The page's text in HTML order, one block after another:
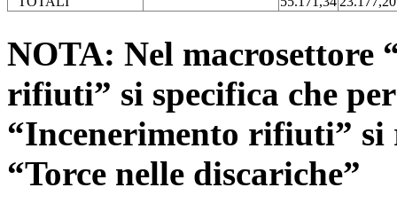
NOTA: Nel macrosettore
rifiuti” si specifica che
“Incenerimento rifiuti”
“Torce nelle discariche”